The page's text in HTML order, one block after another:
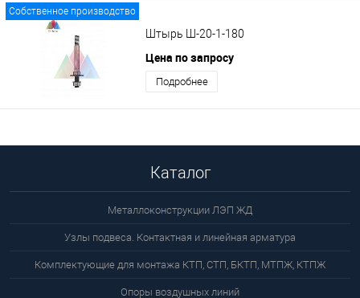
Собственное производство
Штырь Ш-20-1-180
Цена по запросу
Подробнее
Каталог
Металлоконструкции ЛЭП ЖД
Узлы подвеса. Контактная и линейная арматура
Комплектующие для монтажа КТП, СТП, БКТП, МТПЖ, КТПЖ
Опоры воздушных линий